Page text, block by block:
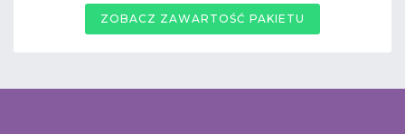
ZOBACZ ZAWARTOŚĆ PAKIETU